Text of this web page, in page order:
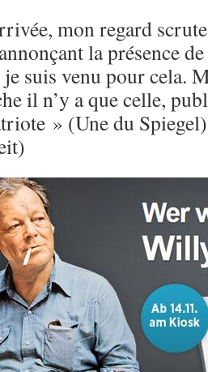
mon regard
la présence
suis venu pour cela.
il n’y a que celle,
» (Une du